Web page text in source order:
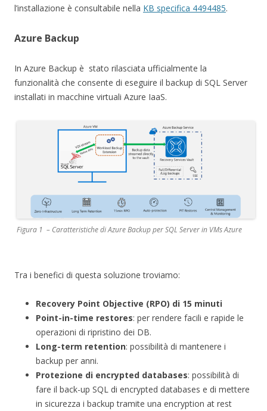
l’installazione è consultabile nella KB specifica 4494485.
Azure Backup
In Azure Backup è stato rilasciata ufficialmente la
funzionalità che consente di eseguire il backup di SQL Server
installati in macchine virtuali Azure IaaS.
Figura 1 – Caratteristiche di Azure Backup per SQL Server in VMs Azure
Tra i benefici di questa soluzione troviamo:
Recovery Point Objective (RPO) di 15 minuti
Point-in-time restores: per rendere facili e rapide le
operazioni di ripristino dei DB.
Long-term retention: possibilità di mantenere i
backup per anni.
Protezione di encrypted databases: possibilità di
fare il back-up SQL di encrypted databases e di mettere
in sicurezza i backup tramite una encryption at rest